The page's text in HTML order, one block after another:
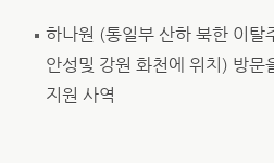
하나원 (통일부 산하 북한 이탈
안성및 강원 화천에 위치) 방문
지원 사역